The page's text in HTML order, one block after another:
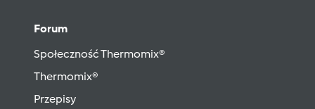
Forum
Społeczność Thermomix®
Thermomix®
Przepisy